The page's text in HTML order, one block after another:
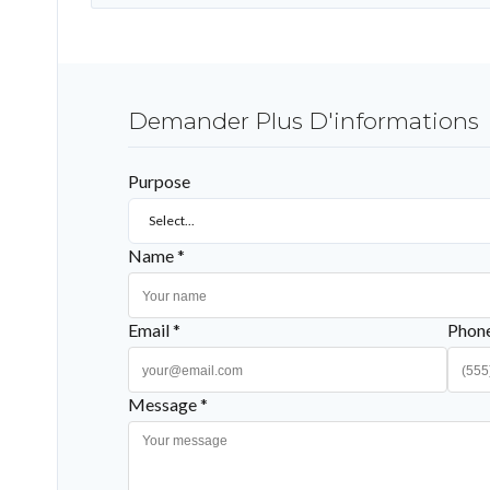
Demander Plus D'informations
Purpose
Select...
Name *
Email *
Message *